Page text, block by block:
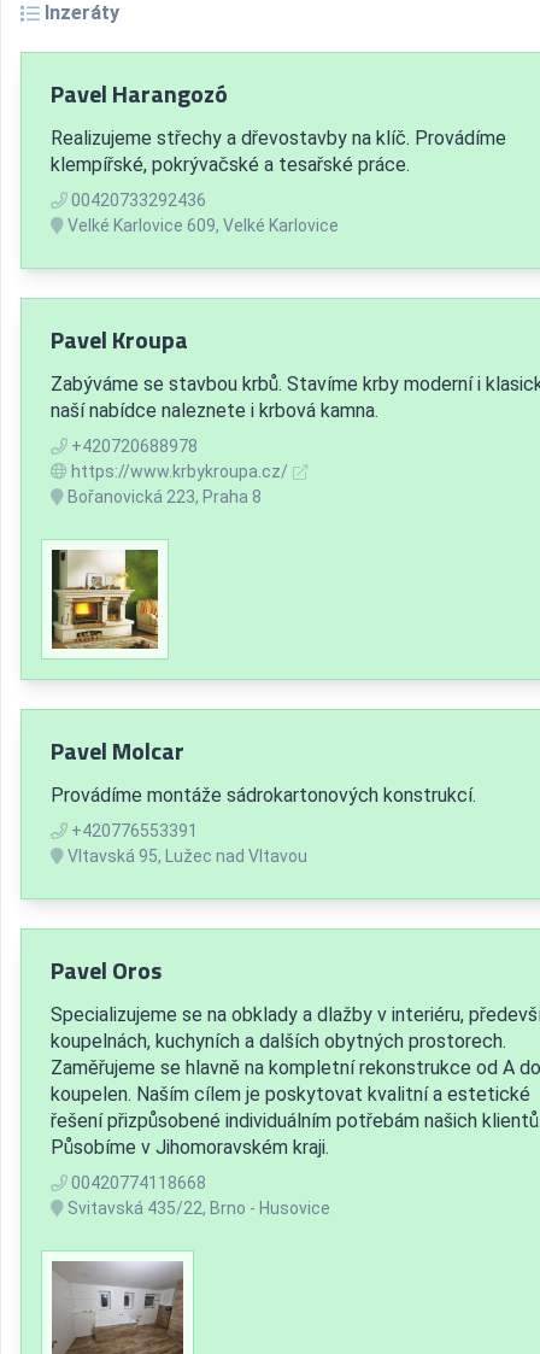
Inzeráty
Pavel Harangozó
Realizujeme střechy a dřevostavby na klíč. Provádíme
klempířské, pokrývačské a tesařské práce.
00420733292436
Velké Karlovice 609, Velké Karlovice
Pavel Kroupa
Zabýváme se stavbou krbů. Stavíme krby moderní i
naší nabídce naleznete i krbová kamna.
+420720688978
https://www.krbykroupa.cz/
Bořanovická 223, Praha 8
Pavel Molcar
Provádíme montáže sádrokartonových konstrukcí.
+420776553391
Vltavská 95, Lužec nad Vltavou
Pavel Oros
Specializujeme se na obklady a dlažby v interiéru,
koupelnách, kuchyních a dalších obytných prostorech.
Zaměřujeme se hlavně na kompletní rekonstrukce od A
koupelen. Naším cílem je poskytovat kvalitní a estetické
řešení přizpůsobené individuálním potřebám našich
Působíme v Jihomoravském kraji.
00420774118668
Svitavská 435/22, Brno - Husovice